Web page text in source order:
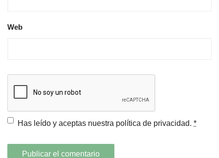
Web
Has leído y aceptas nuestra política de privacidad. *